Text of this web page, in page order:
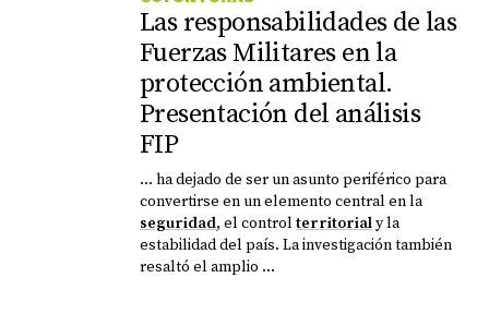
Las responsabilidades de las
Fuerzas Militares en la
protección ambiental.
Presentación del análisis
FIP
... ha dejado de ser un asunto periférico para
convertirse en un elemento central en la
seguridad, el controlterritorialy la
estabilidad del país. La investigación también
resaltó el amplio ...